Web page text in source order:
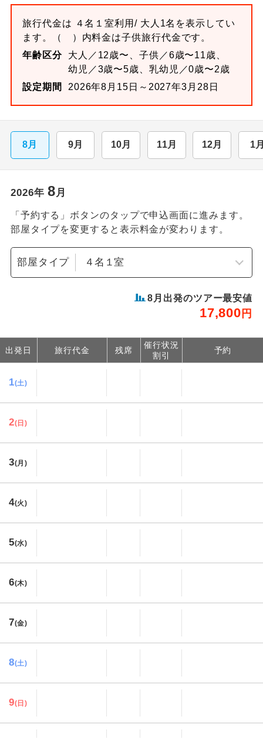
旅行代金は ４名１室利用/ 大人1名を表示してい
ます。
（ ）内料金は子供旅行代金です。
年齢区分
大人／12歳〜、子供／6歳〜11歳、
幼児／3歳〜5歳、乳幼児／0歳〜2歳
設定期間
2026年8月15日～2027年3月28日
8月 9月 10月 11月 12月 1
2026年 8月
「予約する」ボタンのタップで申込画面に進みます。
部屋タイプを変更すると表示料金が変わります。
部屋タイプ
8 月出発のツアー最安値
17,800 円
出発日 旅行代金 残席
催行状況
割引
予約
1(土)
2(日)
3(月)
4(火)
5(水)
6(木)
7(金)
8(土)
9(日)